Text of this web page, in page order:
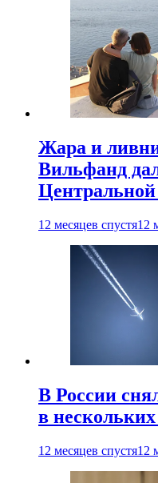
Жара и
Вильфанд
12 месяцев спустя12
В России
в
12 месяцев спустя12